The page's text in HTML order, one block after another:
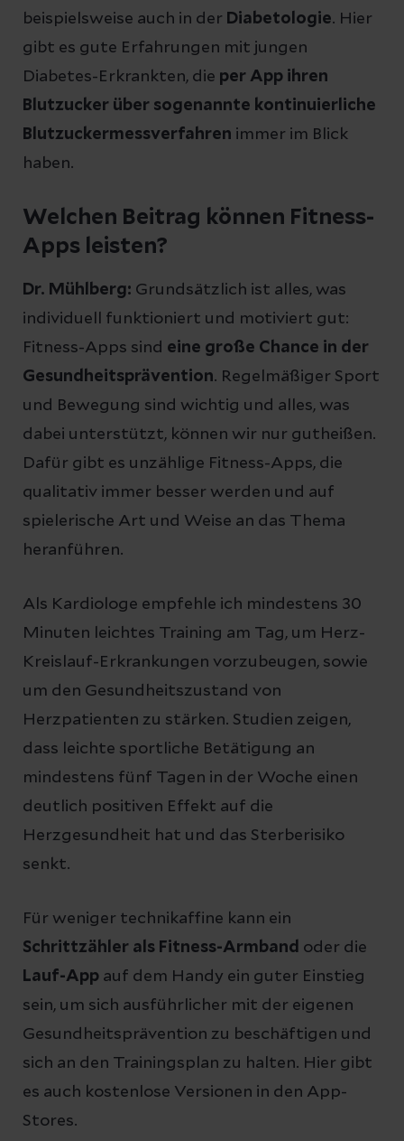
beispielsweise auch in der Diabetologie. Hier
gibt es gute Erfahrungen mit jungen
Diabetes-Erkrankten, die per App ihren
Blutzucker über sogenannte kontinuierliche
Blutzuckermessverfahren immer im Blick
haben.
Welchen Beitrag können Fitness-
Apps leisten?
Dr. Mühlberg: Grundsätzlich ist alles, was
individuell funktioniert und motiviert gut:
Fitness-Apps sind eine große Chance in der
Gesundheitsprävention. Regelmäßiger Sport
und Bewegung sind wichtig und alles, was
dabei unterstützt, können wir nur gutheißen.
Dafür gibt es unzählige Fitness-Apps, die
qualitativ immer besser werden und auf
spielerische Art und Weise an das Thema
heranführen.
Als Kardiologe empfehle ich mindestens 30
Minuten leichtes Training am Tag, um Herz-
Kreislauf-Erkrankungen vorzubeugen, sowie
um den Gesundheitszustand von
Herzpatienten zu stärken. Studien zeigen,
dass leichte sportliche Betätigung an
mindestens fünf Tagen in der Woche einen
deutlich positiven Effekt auf die
Herzgesundheit hat und das Sterberisiko
senkt.
Für weniger technikaffine kann ein
Schrittzähler als Fitness-Armband oder die
Lauf-App auf dem Handy ein guter Einstieg
sein, um sich ausführlicher mit der eigenen
Gesundheitsprävention zu beschäftigen und
sich an den Trainingsplan zu halten. Hier gibt
es auch kostenlose Versionen in den App-
Stores.